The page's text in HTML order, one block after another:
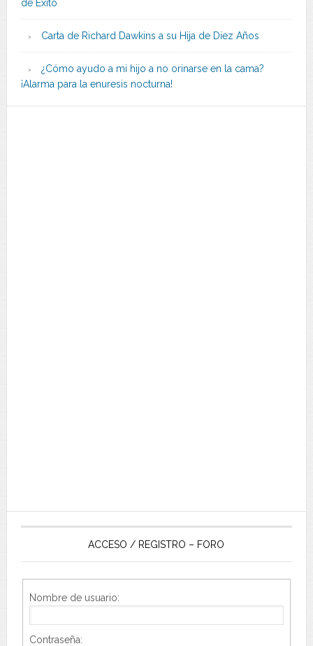
de Éxito
Carta de Richard Dawkins a su Hija de Diez Años
¿Cómo ayudo a mi hijo a no orinarse en la cama?
¡Alarma para la enuresis nocturna!
ACCESO / REGISTRO – FORO
Nombre de usuario:
Contraseña: